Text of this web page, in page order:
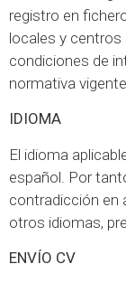
registro en
locales y
condiciones de
normativa vigente.
IDIOMA
El idioma
español. Por
contradicción en
otros idiomas,
ENVÍO CV